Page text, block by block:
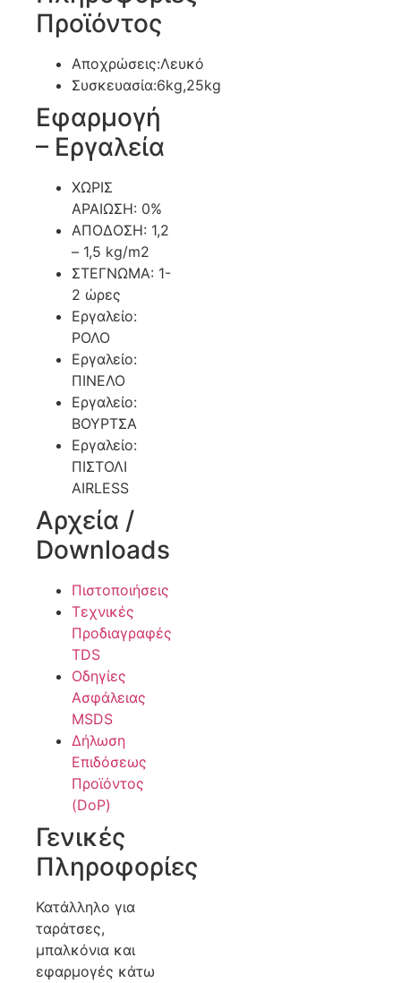
Προϊόντος
Αποχρώσεις:Λευκό
Συσκευασία:6kg,25kg
Εφαρμογή
– Εργαλεία
ΧΩΡΙΣ
ΑΡΑΙΩΣΗ: 0%
ΑΠΟΔΟΣΗ: 1,2
– 1,5 kg/m2
ΣΤΕΓΝΩΜΑ: 1-
2 ώρες
Εργαλείο:
ΡΟΛΟ
Εργαλείο:
ΠΙΝΕΛΟ
Εργαλείο:
ΒΟΥΡΤΣΑ
Εργαλείο:
ΠΙΣΤΟΛΙ
AIRLESS
Αρχεία /
Downloads
Πιστοποιήσεις
Τεχνικές
Προδιαγραφές
TDS
Οδηγίες
Ασφάλειας
MSDS
Δήλωση
Επιδόσεως
Προϊόντος
(DoP)
Γενικές
Πληροφορίες
Κατάλληλο για
ταράτσες,
μπαλκόνια και
εφαρμογές κάτω